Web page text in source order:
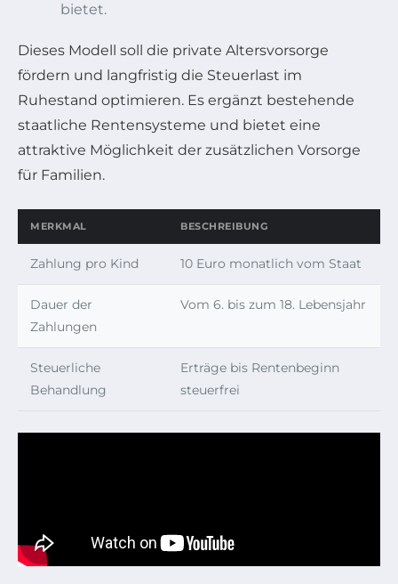
bietet.
Dieses Modell soll die private Altersvorsorge
fördern und langfristig die Steuerlast im
Ruhestand optimieren. Es ergänzt bestehende
staatliche Rentensysteme und bietet eine
attraktive Möglichkeit der zusätzlichen Vorsorge
für Familien.
MERKMAL BESCHREIBUNG
Zahlung pro Kind 10 Euro monatlich vom Staat
Dauer der
Zahlungen
Vom 6. bis zum 18. Lebensjahr
Steuerliche
Behandlung
Erträge bis Rentenbeginn
steuerfrei